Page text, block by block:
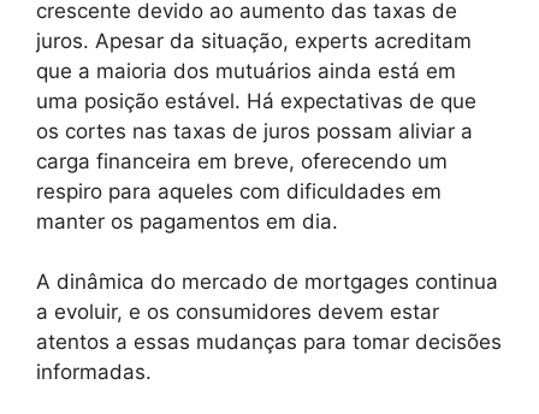
crescente devido ao aumento das taxas de
juros. Apesar da situação, experts acreditam
que a maioria dos mutuários ainda está em
uma posição estável. Há expectativas de que
os cortes nas taxas de juros possam aliviar a
carga financeira em breve, oferecendo um
respiro para aqueles com dificuldades em
manter os pagamentos em dia.
A dinâmica do mercado de mortgages continua
a evoluir, e os consumidores devem estar
atentos a essas mudanças para tomar decisões
informadas.